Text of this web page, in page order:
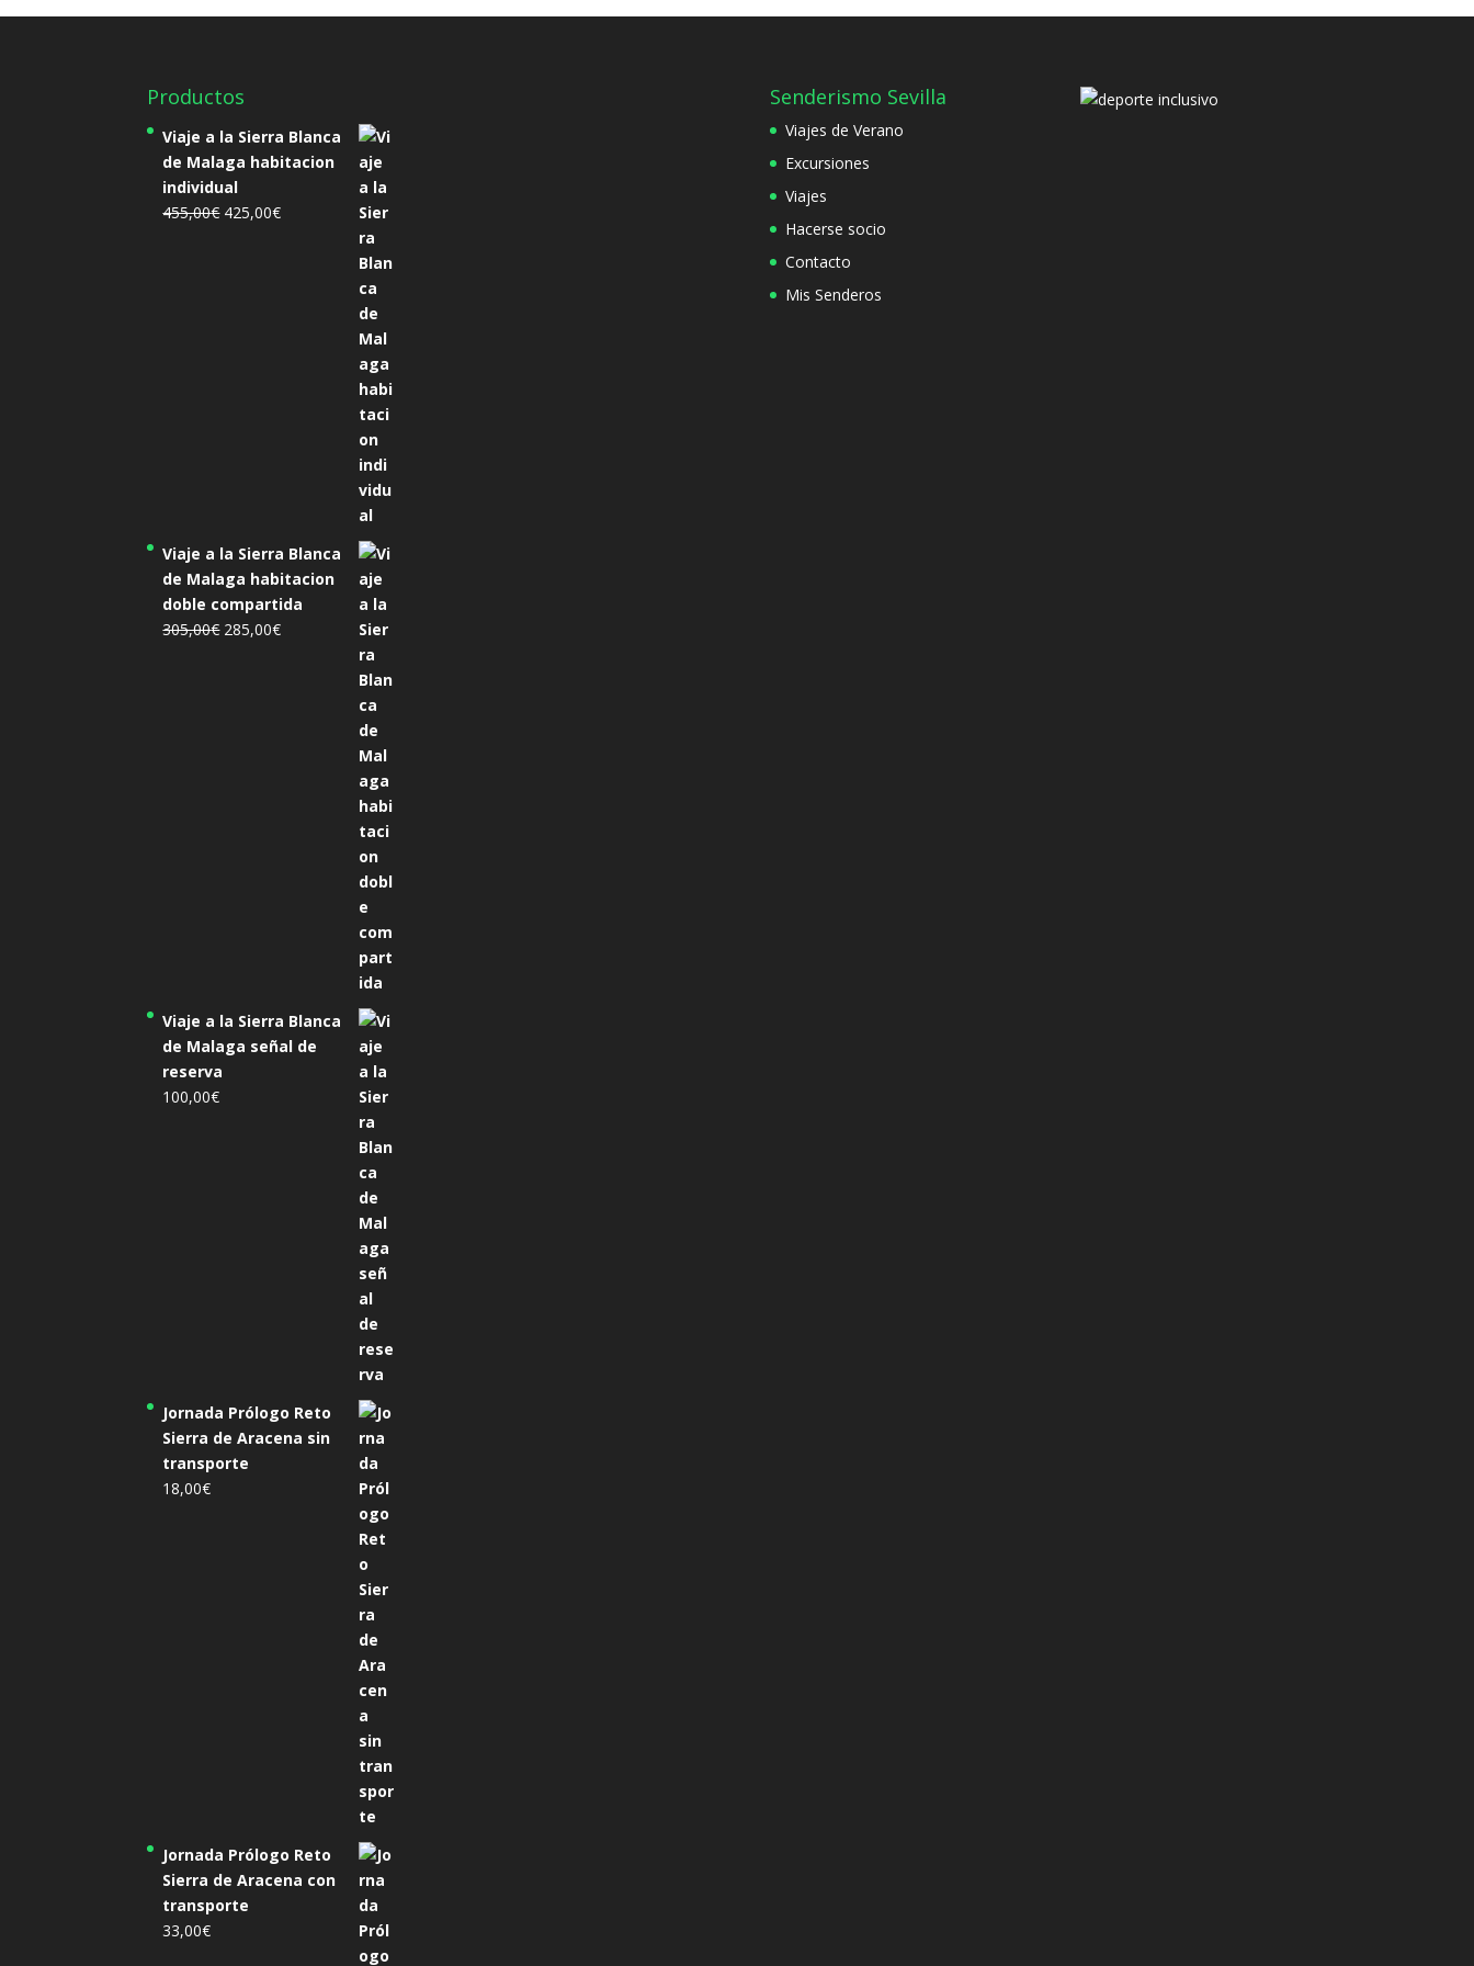
Productos
Viaje a la Sierra Blanca
de Malaga habitacion
individual
455,00€ El
425,00€El
Viaje a la Sierra Blanca
de Malaga habitacion
doble compartida
305,00€ El
285,00€El
Viaje a la Sierra Blanca
de Malaga señal de
reserva
100,00€
Jornada Prólogo Reto
Sierra de Aracena sin
transporte
18,00€
Jornada Prólogo Reto
Sierra de Aracena con
transporte
33,00€
Senderismo Sevilla
Viajes de Verano
Excursiones
Viajes
Hacerse socio
Contacto
Mis Senderos